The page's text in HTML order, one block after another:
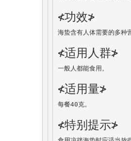
≮功效≯
海蛰含有人体需要的多种
≮适用人群≯
一般人都能食用。
≮适用量≯
每餐40克。
≮特别提示≯